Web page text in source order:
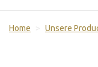
Home Unsere